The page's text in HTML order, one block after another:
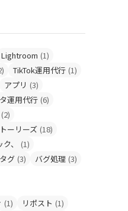
Lightroom (1)
TikTok運用代行 (1)
アプリ (3)
運用代行 (6)
(2)
ーリーズ (18)
、
(1)
グ (3) バグ処理 (3)
(1) リポスト (1)